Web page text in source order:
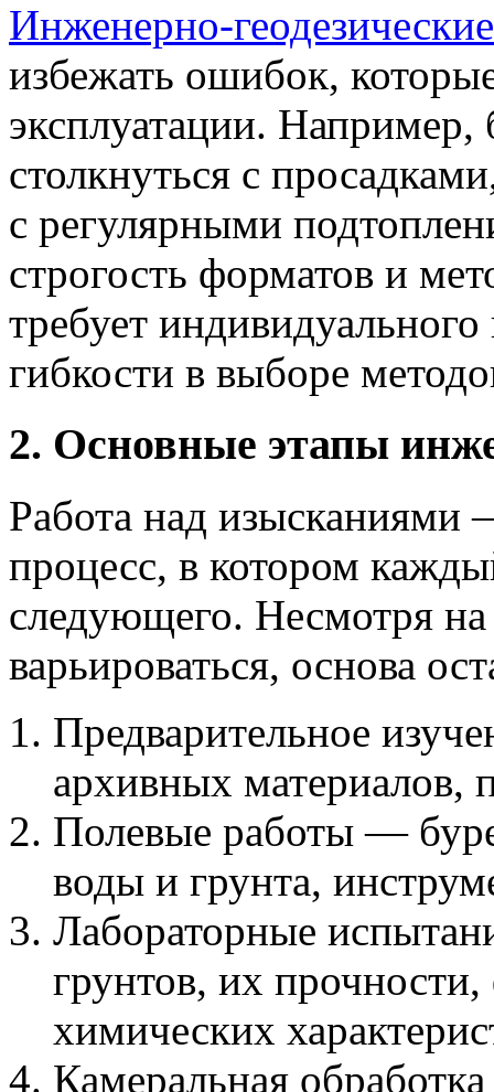
Инженерно-
избежать ошибок,
эксплуатации. Например,
столкнуться с
с регулярными
строгость форматов и
требует
гибкости в выборе
2. Основные этапы
Работа над изысканиями
процесс, в котором
следующего. Несмотря на
варьироваться, основа
Предварительное
архивных материалов,
Полевые работы —
воды и грунта,
Лабораторные
грунтов, их
химических
Камеральная